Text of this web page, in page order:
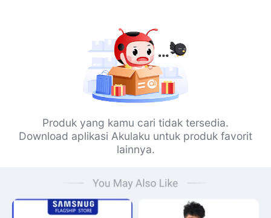
Produk yang kamu cari tidak tersedia.
Download aplikasi Akulaku untuk produk favorit
lainnya.